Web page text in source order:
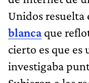
Unidos resuelta
blancaque
cierto es que
investigaba